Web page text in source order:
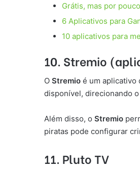
Grátis, mas por
6 Aplicativos para
10 aplicativos para
10. Stremio
O Stremio é um aplicativo
disponível, direcionando
Além disso, o Stremio
piratas pode configurar
11. Pluto TV